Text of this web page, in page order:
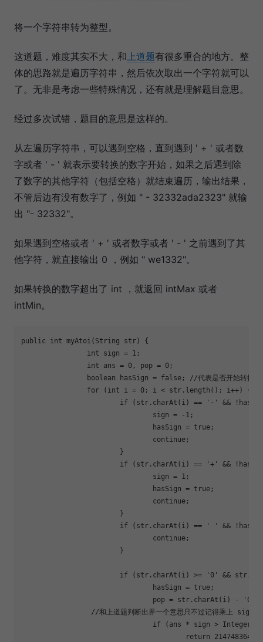
将一个字符串转为整型。
这道题，难度其实不大，和上道题有很多重合的地方。整
体的思路就是遍历字符串，然后依次取出一个字符就可以
了。无非是考虑一些特殊情况，还有就是理解题目意思。
经过多次试错，题目的意思是这样的。
从左遍历字符串，可以遇到空格，直到遇到 ' + ' 或者数
字或者 ' - ' 就表示要转换的数字开始，如果之后遇到除
了数字的其他字符（包括空格）就结束遍历，输出结果，
不管后边有没有数字了，例如 " - 32332ada2323" 就输
出 "- 32332"。
如果遇到空格或者 ' + ' 或者数字或者 ' - ' 之前遇到了其
他字符，就直接输出 0 ，例如 " we1332"。
如果转换的数字超出了 int ，就返回 intMax 或者
intMin。
public int myAtoi(String str)
{
int sign = 1 ;
int ans = 0 , pop = 0 ;
boolean hasSign = false ; //代表是否开始转换数
for ( int i = 0 ; i < str.length(); i++) {
if (str.charAt(i) == '-'
&&
				sign = -
1 ;
				hasSign =
true ;
continue ;
if (str.charAt(i) == '+'
&&
				sign =
1 ;
				hasSign =
true ;
continue ;
if (str.charAt(i) == ' '
&&
continue ;
if (str.charAt(i) >= '0'
&&
				hasSign =
true ;
				pop = str.charAt(i) -
'0'
//和上道题判断出界一个意思只不过记得乘上 sign
if (ans * sign >
return
2147483647